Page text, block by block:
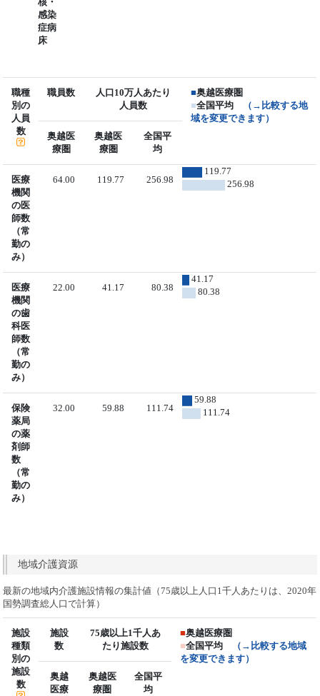
感染
症病
床
職種
別の
人員
数
職員数
人口10万人あたり
人員数
■奥越医療圏
■全国平均
（→比較する地
域を変更できます）
奥越医
療圏
奥越医
療圏
全国平
均
医療
機関
の医
師数
（常
勤の
み）
64.00 119.77 256.98
119.77
256.98
医療
機関
の歯
科医
師数
（常
勤の
み）
22.00 41.17 80.38
41.17
80.38
保険
薬局
の薬
剤師
数
（常
勤の
み）
32.00 59.88 111.74
59.88
111.74
地域介護資源
最新の地域内介護施設情報の集計値（75歳以上人口1千人あたりは、2020年
国勢調査総人口で計算）
施設
種類
別の
施設
数
施設
数
75歳以上1千人あ
たり施設数
■奥越医療圏
■全国平均
（→比較する地域
を変更できます）
奥越
医療
奥越医
療圏
全国平
均